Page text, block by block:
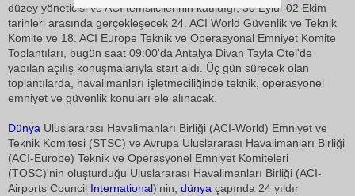
düzey yöneticisi ve ACI temsilcilerinin katıldığı, 30 Eylül-02 Ekim
tarihleri arasında gerçekleşecek 24. ACI World Güvenlik ve Teknik
Komite ve 18. ACI Europe Teknik ve Operasyonal Emniyet Komite
Toplantıları, bugün saat 09:00'da Antalya Divan Tayla Otel'de
yapılan açılış konuşmalarıyla start aldı. Üç gün sürecek olan
toplantılarda, havalimanları işletmeciliğinde teknik, operasyonel
emniyet ve güvenlik konuları ele alınacak.
Dünya Uluslararası Havalimanları Birliği (ACI-World) Emniyet ve
Teknik Komitesi (STSC) ve Avrupa Uluslararası Havalimanları Birliği
(ACI-Europe) Teknik ve Operasyonel Emniyet Komiteleri
(TOSC)'nin oluşturduğu Uluslararası Havalimanları Birliği (ACI-
Airports Council International)'nin, dünya çapında 24 yıldır